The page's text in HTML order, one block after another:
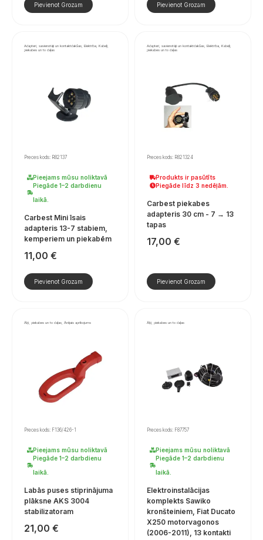
Pievienot Grozam Pievienot Grozam
Adapteri, savienotāji un kontaktdakšas, Elektrība, Kabeļi,
piekabes un to daļas
Preces kods: R82137
Pieejams mūsu noliktavā
Piegāde 1–2 darbdienu
laikā.
Carbest Mini īsais
adapteris 13-7 stabiem,
kemperiem un piekabēm
11,00 €
Pievienot Grozam
Adapteri, savienotāji un kontaktdakšas, Elektrība, Kabeļi,
piekabes un to daļas
Preces kods: R821324
Produkts ir pasūtīts
Piegāde līdz 3 nedēļām.
Carbest piekabes
adapteris 30 cm - 7 → 13
tapas
17,00 €
Pievienot Grozam
Āķi, piekabes un to daļas, Ārējais aprīkojums
Preces kods: F136/426-1
Pieejams mūsu noliktavā
Piegāde 1–2 darbdienu
laikā.
Labās puses stiprinājuma
plāksne AKS 3004
stabilizatoram
21,00 €
Āķi, piekabes un to daļas
Preces kods: F87757
Pieejams mūsu noliktavā
Piegāde 1–2 darbdienu
laikā.
Elektroinstalācijas
komplekts Sawiko
kronšteiniem, Fiat Ducato
X250 motorvagonos
(2006-2011), 13 kontakti